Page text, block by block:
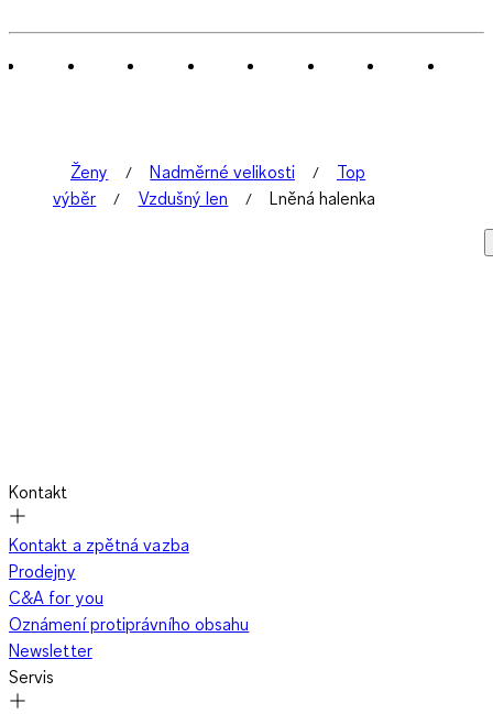
Ženy Nadměrné velikosti
Top
výběr
Vzdušný len Lněná halenka
Kontakt
Kontakt a zpětná vazba
Prodejny
C&A for you
Oznámení protiprávního obsahu
Newsletter
Servis